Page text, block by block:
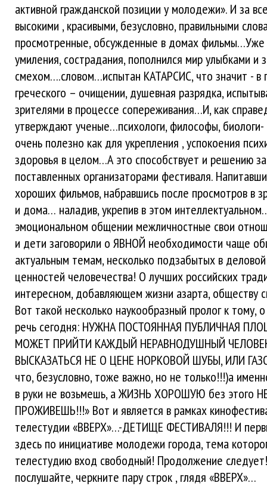
активной гражданской позиции у молодежи». И за
высокими , красивыми, безусловно, правильными
просмотренные, обсужденные в домах фильмы…Уже
умиления, сострадания, пополнился мир улыбками и
смехом….словом…испытан КАТАРСИС, что значит - в
греческого – очищении, душевная разрядка,
зрителями в процессе сопереживания…И, как
утверждают ученые…психологи, философы, биологи-
очень полезно как для укрепления , успокоения
здоровья в целом…А это способствует и решению
поставленных организаторами фестиваля.
хороших фильмов, набравшись после просмотров в
и дома… наладив, укрепив в этом
эмоциональном общении межличностные свои
и дети заговорили о ЯВНОЙ необходимости чаще
актуальным темам, несколько подзабытых в
ценностей человечества! О лучших российских
интересном, добавляющем жизни азарта, обществу
Вот такой несколько наукообразный пролог к тому,
речь сегодня: НУЖНА ПОСТОЯННАЯ ПУБЛИЧНАЯ
МОЖЕТ ПРИЙТИ КАЖДЫЙ НЕРАВНОДУШНЫЙ
ВЫСКАЗАТЬСЯ НЕ О ЦЕНЕ НОРКОВОЙ ШУБЫ, ИЛИ
что, безусловно, тоже важно, но не только!!!)а
в руки не возьмешь, а ЖИЗНЬ ХОРОШУЮ без этого
ПРОЖИВЕШЬ!!!» Вот и является в рамках
телестудии «ВВЕРХ»…-ДЕТИЩЕ ФЕСТИВАЛЯ!!! И
здесь по инициативе молодежи города, тема
телестудию вход свободный! Продолжение
послушайте, черкните пару строк , глядя «ВВЕРХ»…